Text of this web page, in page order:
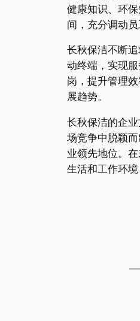
健康知识、环
间，充分调动
长秋保洁不断
动终端，实现
岗，提升管理
展趋势。
长秋保洁的企
场竞争中脱颖
业领先地位。
生活和工作环